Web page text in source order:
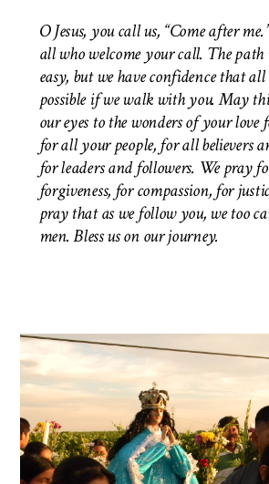
O Jesus, you call us, “Come after
all who welcome your call. The path
easy, but we have confidence that
possible if we walk with you. May
our eyes to the wonders of your love
for all your people, for all believers
for leaders and followers. We pray
forgiveness, for compassion, for
pray that as we follow you, we too
men.Bless us on our journey.